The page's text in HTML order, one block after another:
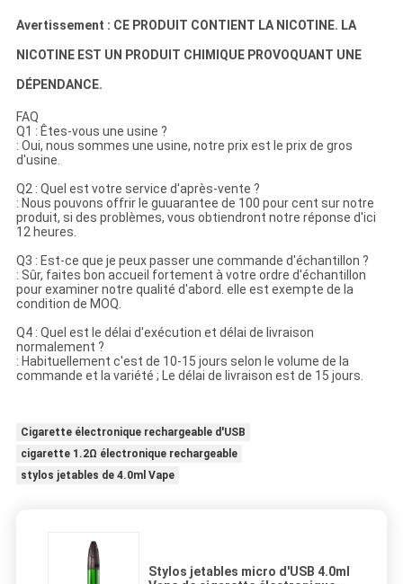
Avertissement : CE PRODUIT CONTIENT LA NICOTINE. LA
NICOTINE EST UN PRODUIT CHIMIQUE PROVOQUANT UNE
DÉPENDANCE.
FAQ
Q1 : Êtes-vous une usine ?
: Oui, nous sommes une usine, notre prix est le prix de gros
d'usine.
Q2 : Quel est votre service d'après-vente ?
: Nous pouvons offrir le guuarantee de 100 pour cent sur notre
produit, si des problèmes, vous obtiendront notre réponse d'ici
12 heures.
Q3 : Est-ce que je peux passer une commande d'échantillon ?
: Sûr, faites bon accueil fortement à votre ordre d'échantillon
pour examiner notre qualité d'abord. elle est exempte de la
condition de MOQ.
Q4 : Quel est le délai d'exécution et délai de livraison
normalement ?
: Habituellement c'est de 10-15 jours selon le volume de la
commande et la variété ; Le délai de livraison est de 15 jours.
Cigarette électronique rechargeable d'USB
cigarette 1.2Ω électronique rechargeable
stylos jetables de 4.0ml Vape
Stylos jetables micro d'USB 4.0ml